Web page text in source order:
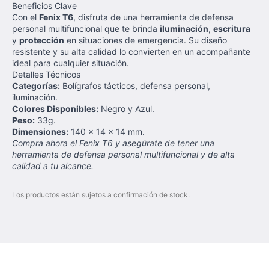
Beneficios Clave
Con el Fenix T6, disfruta de una herramienta de defensa
personal multifuncional que te brinda iluminación, escritura
y protección en situaciones de emergencia. Su diseño
resistente y su alta calidad lo convierten en un acompañante
ideal para cualquier situación.
Detalles Técnicos
Categorías: Bolígrafos tácticos, defensa personal,
iluminación.
Colores Disponibles: Negro y Azul.
Peso: 33g.
Dimensiones: 140 x 14 x 14 mm.
Compra ahora el Fenix T6 y asegúrate de tener una
herramienta de defensa personal multifuncional y de alta
calidad a tu alcance.
Los productos están sujetos a confirmación de stock.